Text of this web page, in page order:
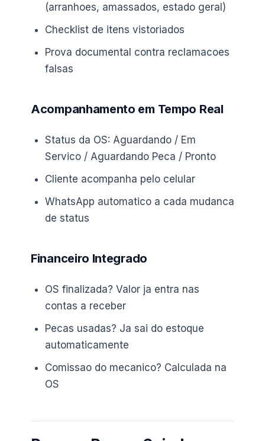
(arranhoes, amassados, estado geral)
Checklist de itens vistoriados
Prova documental contra reclamacoes
falsas
Acompanhamento em Tempo Real
Status da OS: Aguardando / Em
Servico / Aguardando Peca / Pronto
Cliente acompanha pelo celular
WhatsApp automatico a cada mudanca
de status
Financeiro Integrado
OS finalizada? Valor ja entra nas
contas a receber
Pecas usadas? Ja sai do estoque
automaticamente
Comissao do mecanico? Calculada na
OS